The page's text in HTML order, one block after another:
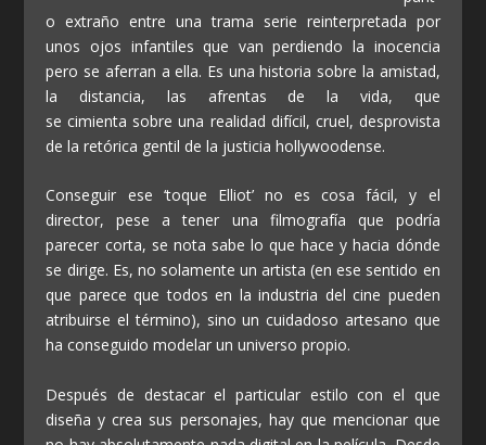
o extraño entre una trama serie reinterpretada por
unos ojos infantiles que van perdiendo la inocencia
pero se aferran a ella. Es una historia sobre la amistad,
la distancia, las afrentas de la vida, que
se cimienta sobre una realidad difícil, cruel, desprovista
de la retórica gentil de la justicia hollywoodense.
Conseguir ese ‘toque Elliot’ no es cosa fácil, y el
director, pese a tener una filmografía que podría
parecer corta, se nota sabe lo que hace y hacia dónde
se dirige. Es, no solamente un artista (en ese sentido en
que parece que todos en la industria del cine pueden
atribuirse el término), sino un cuidadoso artesano que
ha conseguido modelar un universo propio.
Después de destacar el particular estilo con el que
diseña y crea sus personajes, hay que mencionar que